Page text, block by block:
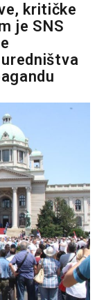
kritičke
je SNS